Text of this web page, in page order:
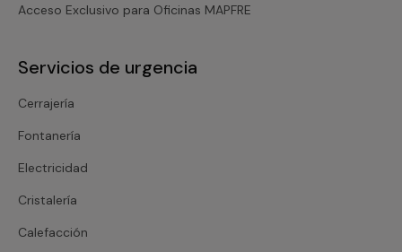
Acceso Exclusivo para Oficinas MAPFRE
Servicios de urgencia
Cerrajería
Fontanería
Electricidad
Cristalería
Calefacción